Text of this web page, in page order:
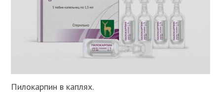
Пилокарпин в каплях.